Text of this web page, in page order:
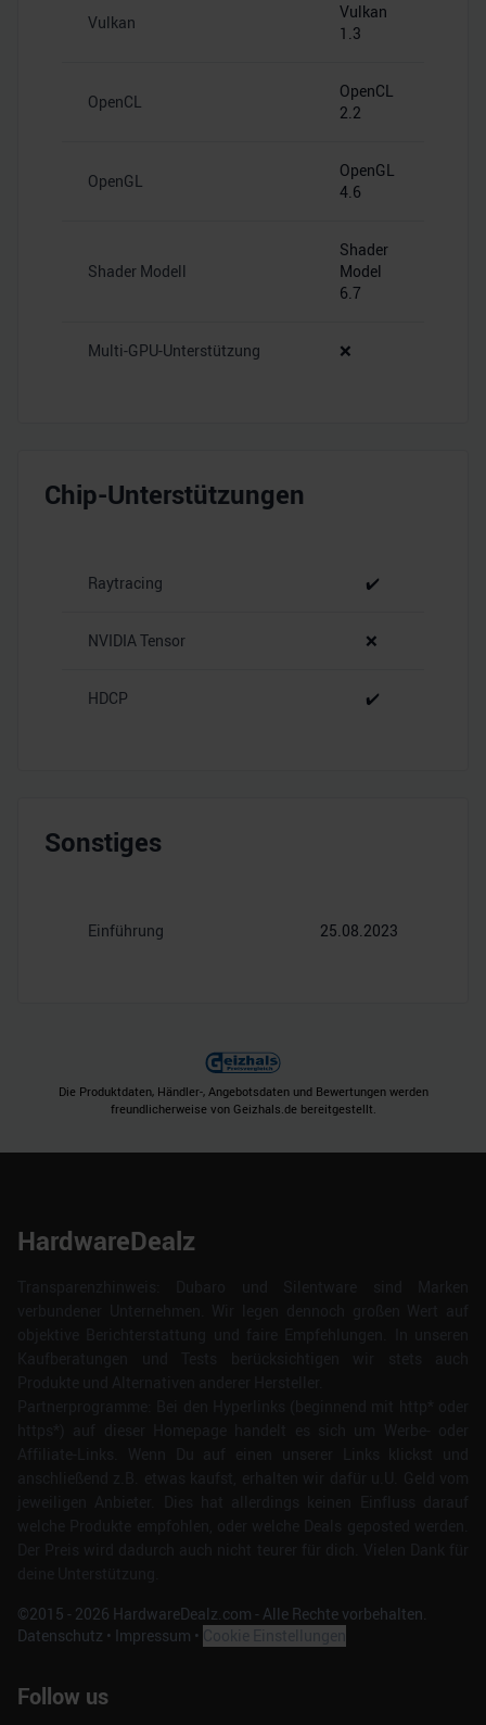
Vulkan
Vulkan
1.3
OpenCL
OpenCL
2.2
OpenGL
OpenGL
4.6
Shader Modell
Shader
Model
6.7
Multi-GPU-Unterstützung ❌
Chip-Unterstützungen
Raytracing ✔️
NVIDIA Tensor ❌
HDCP ✔️
Sonstiges
Einführung 25.08.2023
Die Produktdaten, Händler-, Angebotsdaten und Bewertungen werden
freundlicherweise von Geizhals.de bereitgestellt.
HardwareDealz
©2015 - 2026 HardwareDealz.com - Alle Rechte vorbehalten.
Datenschutz • Impressum •
Follow us